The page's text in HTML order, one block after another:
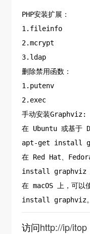
PHP安装扩展：
1.fileinfo
2.mcrypt
3.ldap
删除禁用函数：
1.putenv
2.exec
手动安装Graphviz:
在 Ubuntu 或基于
apt-get install
在 Red Hat、
install graphviz
在 macOS 上，可以
install graphviz。
访问http://ip/itop